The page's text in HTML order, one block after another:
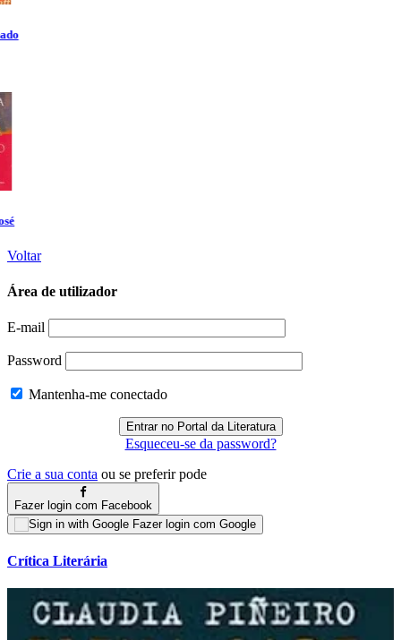
Voltar
Área de utilizador
E-mail
Password
Mantenha-me conectado
Esqueceu-se da password?
Crie a sua conta ou se preferir pode
Fazer login com Facebook
Fazer login com Google
Crítica Literária